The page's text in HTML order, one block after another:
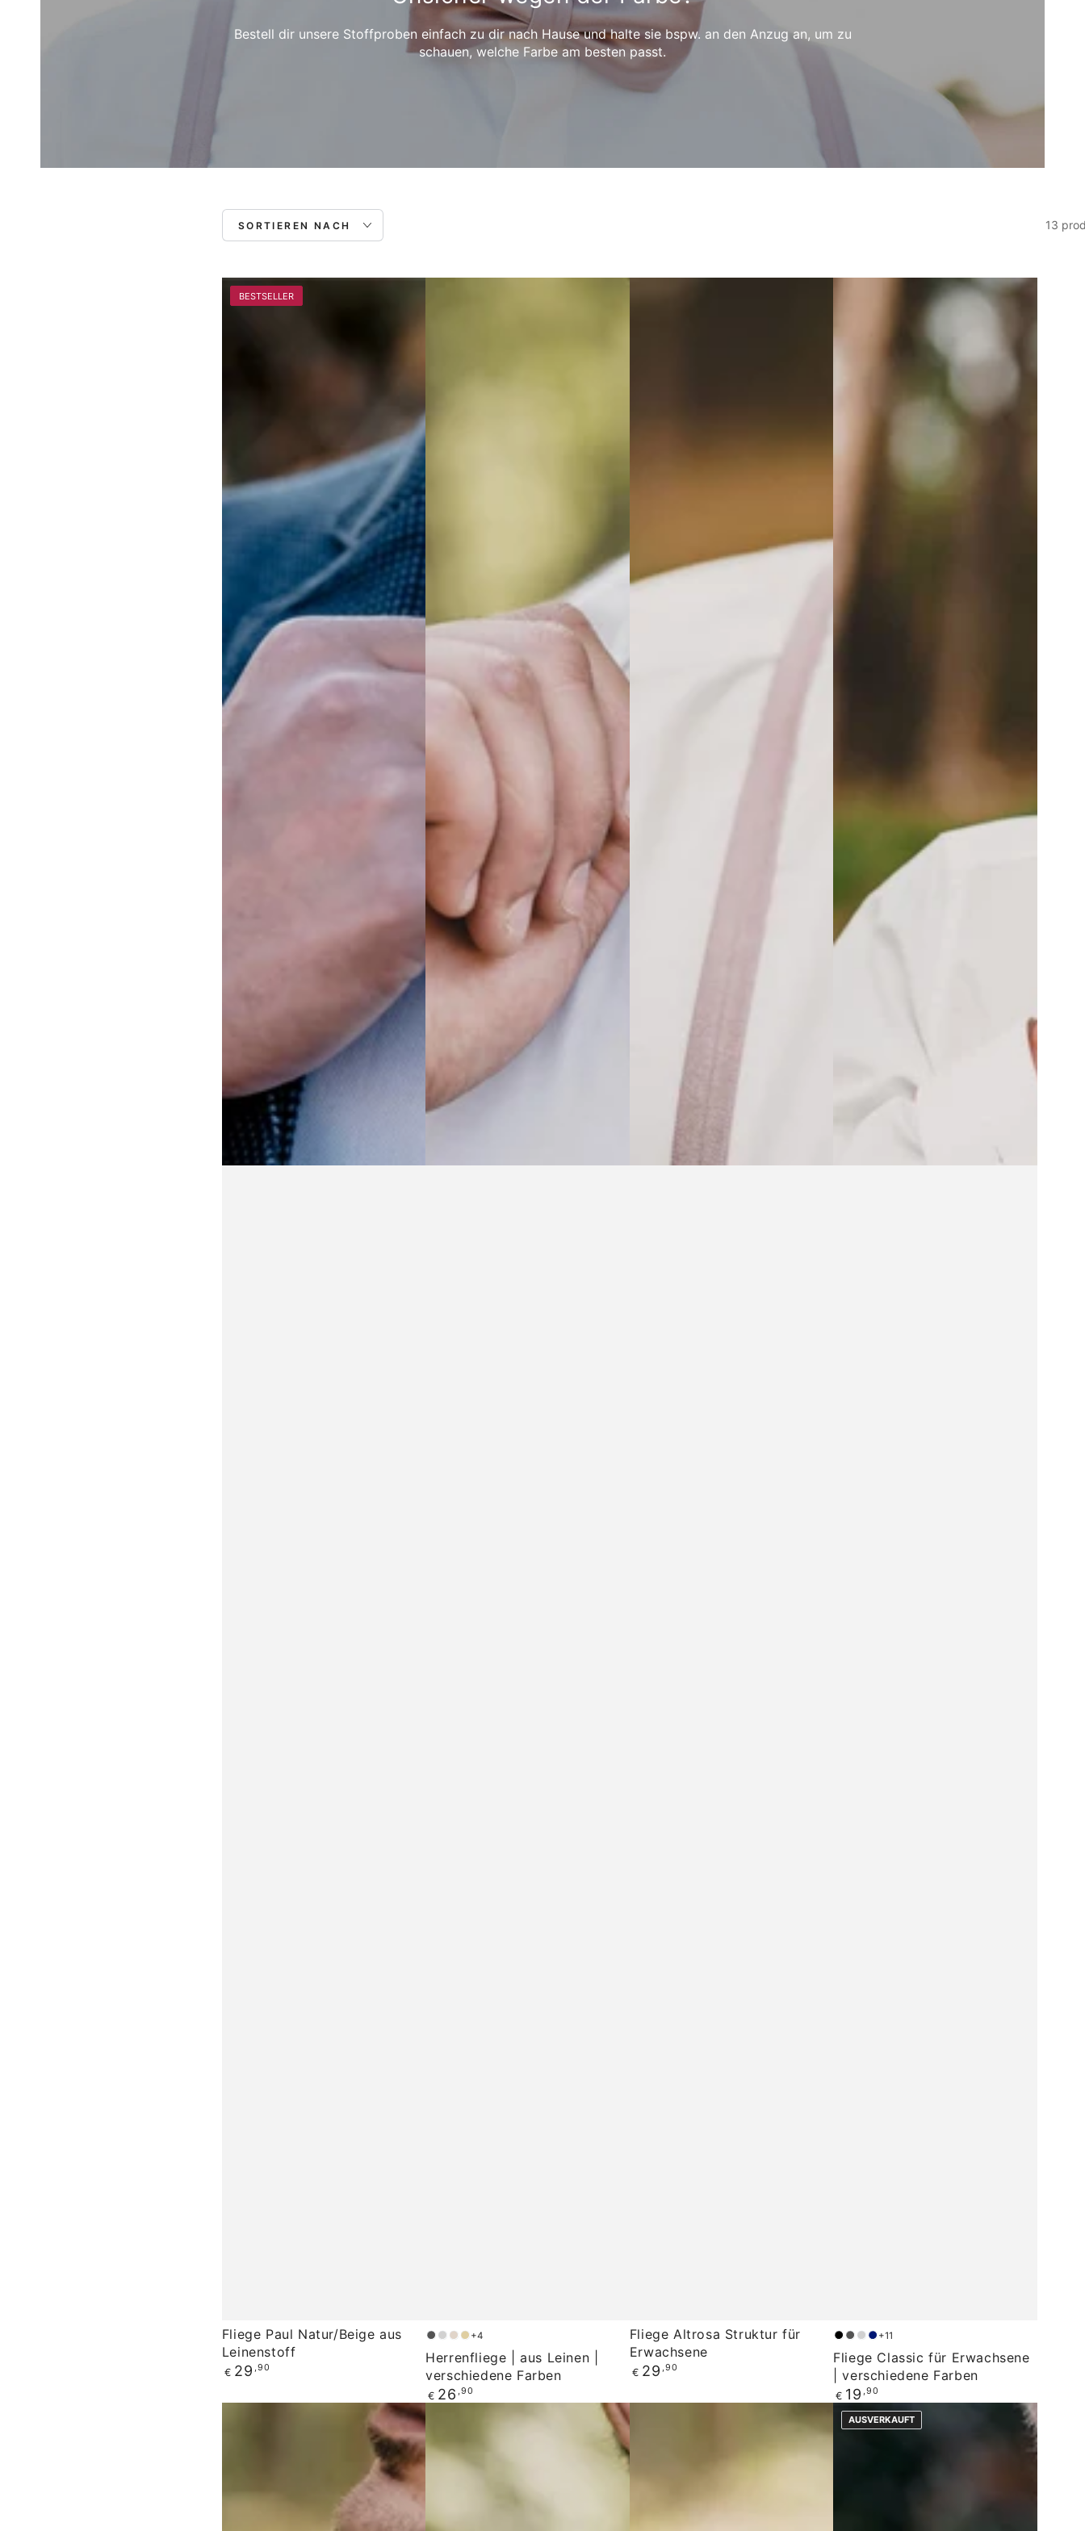
Bestell dir unsere Stoffproben einfach zu dir nach Hause und halte sie bspw. an den Anzug an, um zu
schauen, welche Farbe am besten passt.
SORTIEREN NACH 13
Fliege
Paul
Natur/Beige
aus
Fliege Paul Natur/Beige aus
Leinenstoff
Regulärer
€ 29 ,90
BESTSELLER
Herrenfliege
|
aus
Leinen
|
verschiedene
Farben
Anthrazit
Grau
Natural
Beige
+4
Herrenfliege | aus Leinen |
verschiedene Farben
Regulärer
Preis
€ 26 ,90
Fliege
Altrosa
Struktur
für
Erwachsene
Fliege Altrosa Struktur für
Erwachsene
Regulärer
€ 29 ,90
Fliege
Classic
für
Erwachsene
| verschiedene
Schwarz
Anthrazit
Grau
Dunkelblau
+11
Fliege Classic für Erwachsene
| verschiedene Farben
Regulärer
Preis
€ 19 ,90
AUSVERKAUFT